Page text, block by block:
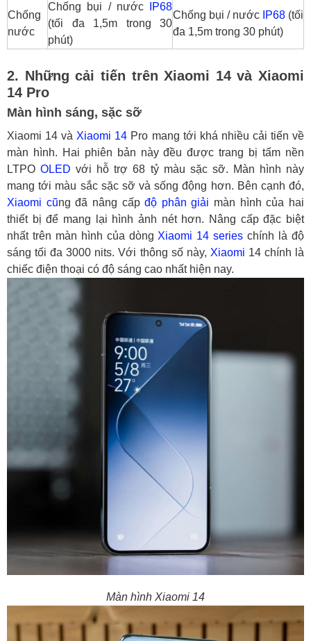
Chống
nước
Chống bụi / nước
IP68
(tối đa 1,5m trong 30
phút)
Chống bụi / nước IP68 (tối
đa 1,5m trong 30 phút)
2. Những cải tiến trên Xiaomi 14 và Xiaomi
14 Pro
Màn hình sáng, sặc sỡ
Xiaomi 14 và Xiaomi 14 Pro mang tới khá nhiều cải tiến về
màn hình. Hai phiên bản này đều được trang bị tấm nền
LTPOOLED với hỗ trợ 68 tỷ màu sặc sỡ. Màn hình này
mang tới màu sắc sặc sỡ và sống động hơn. Bên cạnh đó,
Xiaomi cũng đã nâng cấpđộ phân giải màn hình của hai
thiết bị để mang lại hình ảnh nét hơn. Nâng cấp đặc biệt
nhất trên màn hình của dòng Xiaomi 14 series chính là độ
sáng tối đa 3000 nits. Với thông số này, Xiaomi 14 chính là
chiếc điện thoại có độ sáng cao nhất hiện nay.
Màn hình Xiaomi 14